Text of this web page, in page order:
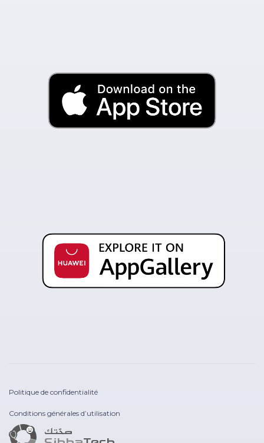
Politique de confidentialité
Conditions générales d’utilisation